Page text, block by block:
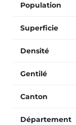
Population
Superficie
Densité
Gentilé
Canton
Département